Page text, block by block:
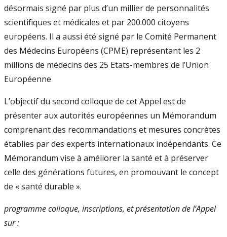
désormais signé par plus d’un millier de personnalités
scientifiques et médicales et par 200.000 citoyens
européens. Il a aussi été signé par le Comité Permanent
des Médecins Européens (CPME) représentant les 2
millions de médecins des 25 Etats-membres de l’Union
Européenne
L’objectif du second colloque de cet Appel est de
présenter aux autorités européennes un Mémorandum
comprenant des recommandations et mesures concrètes
établies par des experts internationaux indépendants. Ce
Mémorandum vise à améliorer la santé et à préserver
celle des générations futures, en promouvant le concept
de « santé durable ».
programme colloque, inscriptions, et présentation de l’Appel
sur :